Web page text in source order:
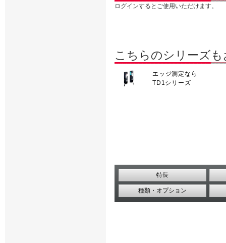
ログインするとご使用いただけます。
こちらのシリーズ
エッジ測定なら
TD1シリーズ
特長
種類・オプション